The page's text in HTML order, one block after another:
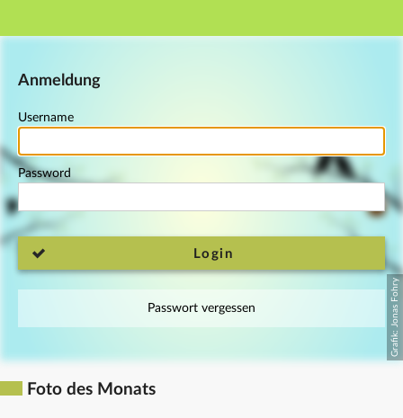
Main navigation
Anmeldung
Username
Password
Login
Passwort vergessen
Foto des Monats